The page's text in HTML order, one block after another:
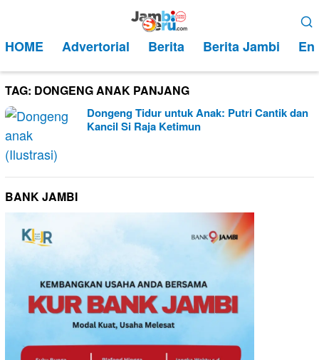
kontenMobile
HOME Advertorial Berita Berita Jambi
TAG: DONGENG ANAK PANJANG
Dongeng Tidur untuk Anak: Putri Cantik dan
Kancil Si Raja Ketimun
BANK JAMBI